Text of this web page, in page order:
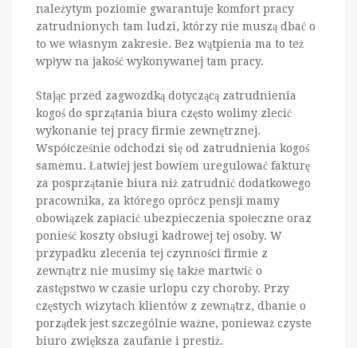
należytym poziomie gwarantuje komfort pracy
zatrudnionych tam ludzi, którzy nie muszą dbać o
to we własnym zakresie. Bez wątpienia ma to też
wpływ na jakość wykonywanej tam pracy.
Stając przed zagwozdką dotyczącą zatrudnienia
kogoś do sprzątania biura często wolimy zlecić
wykonanie tej pracy firmie zewnętrznej.
Współcześnie odchodzi się od zatrudnienia kogoś
samemu. Łatwiej jest bowiem uregulować fakturę
za posprzątanie biura niż zatrudnić dodatkowego
pracownika, za którego oprócz pensji mamy
obowiązek zapłacić ubezpieczenia społeczne oraz
ponieść koszty obsługi kadrowej tej osoby. W
przypadku zlecenia tej czynności firmie z
zewnątrz nie musimy się także martwić o
zastępstwo w czasie urlopu czy choroby. Przy
częstych wizytach klientów z zewnątrz, dbanie o
porządek jest szczególnie ważne, ponieważ czyste
biuro zwiększa zaufanie i prestiż.